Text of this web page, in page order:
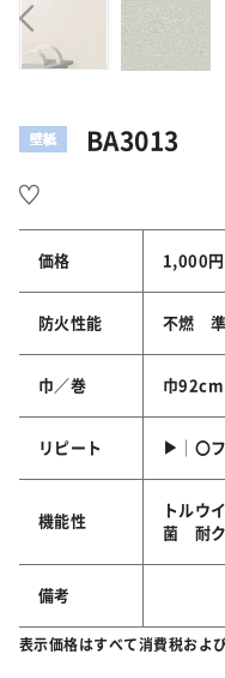
BA3013
価格 1,000
防火性能 不燃
巾／巻 巾
リピート ▶│〇フ
機能性
トルウ
菌 耐ク
備考
表示価格はすべて消費税およ